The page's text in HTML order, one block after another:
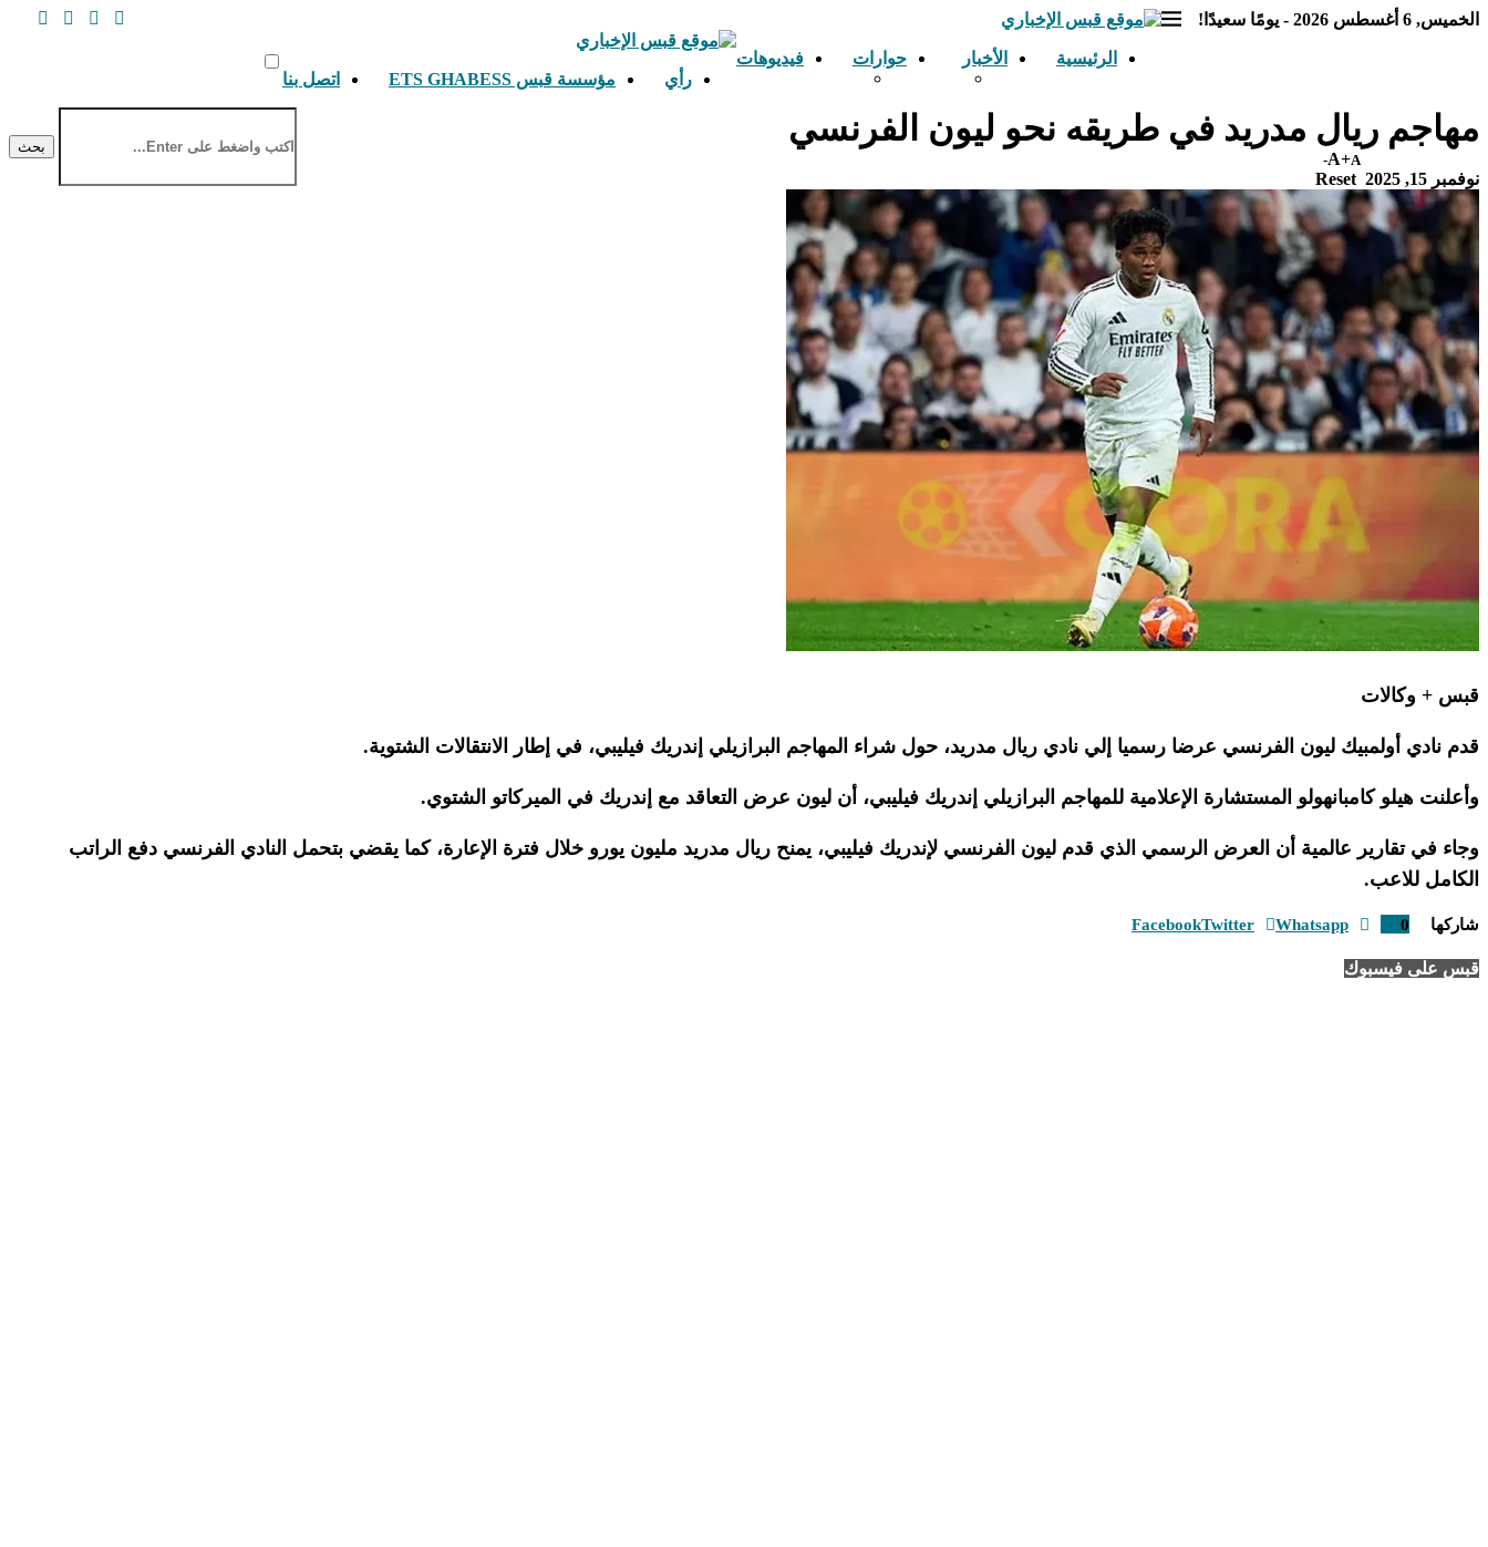
الخميس, 6 أغسطس 2026 - يومًا سعيدًا!
الرئيسية الأخبار حوارات
فيديوهات
رأي
مؤسسة قبس ETS GHABESS اتصل بنا
بحث مهاجم ريال مدريد في طريقه نحو ليون الفرنسي
نوفمبر 15, 2025
A+A-
Reset
قبس + وكالات
قدم نادي أولمبيك ليون الفرنسي عرضا رسميا إلي نادي ريال مدريد، حول شراء المهاجم البرازيلي إندريك فيليبي، في إطار الانتقالات الشتوية.
وأعلنت هيلو كامبانهولو المستشارة الإعلامية للمهاجم البرازيلي إندريك فيليبي، أن ليون عرض التعاقد مع إندريك في الميركاتو الشتوي.
وجاء في تقارير عالمية أن العرض الرسمي الذي قدم ليون الفرنسي لإندريك فيليبي، يمنح ريال مدريد مليون يورو خلال فترة الإعارة، كما يقضي بتحمل النادي الفرنسي دفع الراتب
الكامل للاعب.
شاركها 0
FacebookTwitter Whatsapp
قبس على فيسبوك